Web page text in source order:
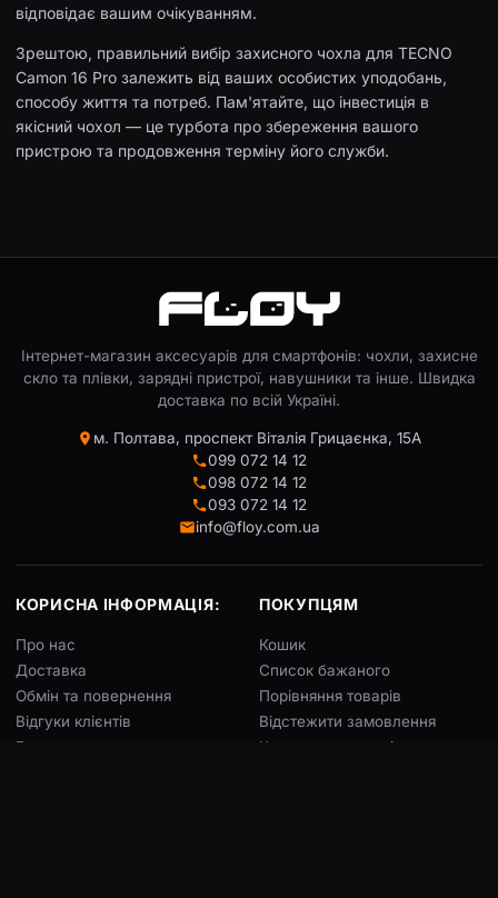
відповідає вашим очікуванням.
Зрештою, правильний вибір захисного чохла для TECNO
Camon 16 Pro залежить від ваших особистих уподобань,
способу життя та потреб. Пам'ятайте, що інвестиція в
якісний чохол — це турбота про збереження вашого
пристрою та продовження терміну його служби.
Інтернет-магазин аксесуарів для смартфонів: чохли, захисне
скло та плівки, зарядні пристрої, навушники та інше. Швидка
доставка по всій Україні.
м. Полтава, проспект Віталія Грицаєнка, 15А
099 072 14 12
098 072 14 12
093 072 14 12
info@floy.com.ua
КОРИСНА ІНФОРМАЦІЯ:
Про нас
Доставка
Обмін та повернення
Відгуки клієнтів
Блог
ПОКУПЦЯМ
Кошик
Список бажаного
Порівняння товарів
Відстежити замовлення
Конструктор чохлів